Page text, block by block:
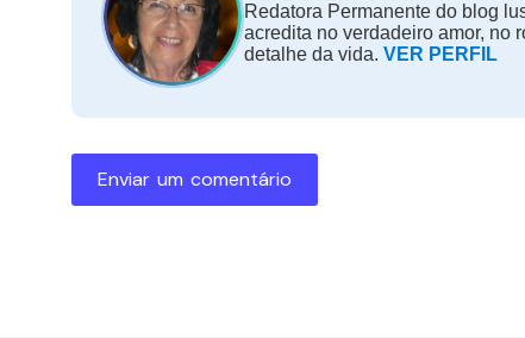
Redatora Permanente do blog
acredita no verdadeiro amor, no
detalhe da vida. VER PERFIL
Enviar um comentário